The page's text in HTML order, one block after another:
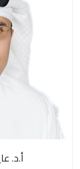
أ.د.